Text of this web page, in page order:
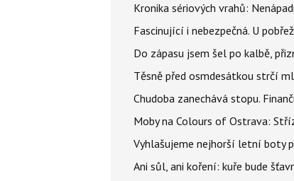
Kronika sériových vrahů:
Fascinující i nebezpečná. U
Do zápasu jsem šel po kalbě,
Těsně před osmdesátkou strčí
Chudoba zanechává stopu.
Moby na Colours of Ostrava:
Vyhlašujeme nejhorší letní boty
Ani sůl, ani koření: kuře bude